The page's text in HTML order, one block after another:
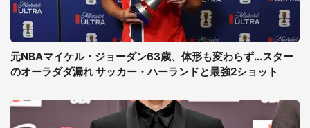
元NBAマイケル・ジョーダン63歳、体形も変わらず...スター
のオーラダダ漏れ サッカー・ハーランドと最強2ショット